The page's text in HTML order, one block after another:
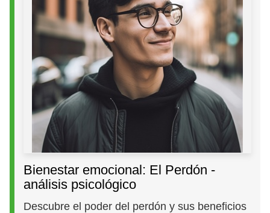
Bienestar emocional: El Perdón -
análisis psicológico
Descubre el poder del perdón y sus beneficios